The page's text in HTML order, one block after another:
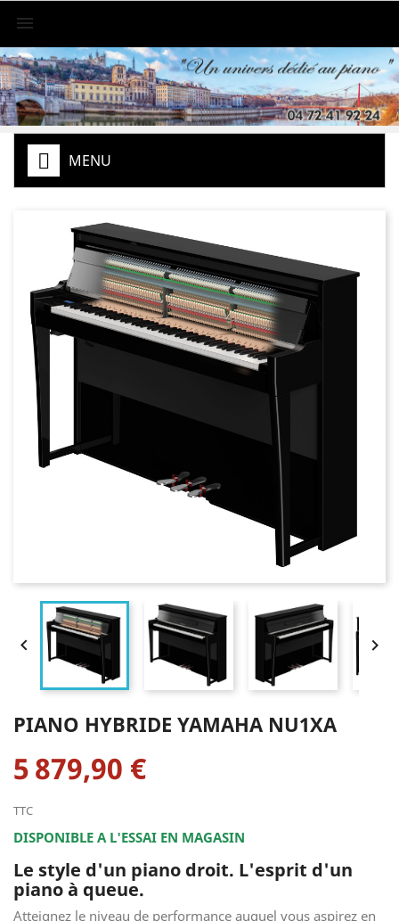

MENU
 
PIANO HYBRIDE YAMAHA NU1XA
5 879,90 €
TTC
DISPONIBLE A L'ESSAI EN MAGASIN
Le style d'un piano droit. L'esprit d'un
piano à queue.
Atteignez le niveau de performance auquel vous aspirez en